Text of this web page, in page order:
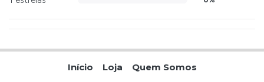
Início Loja Quem Somos